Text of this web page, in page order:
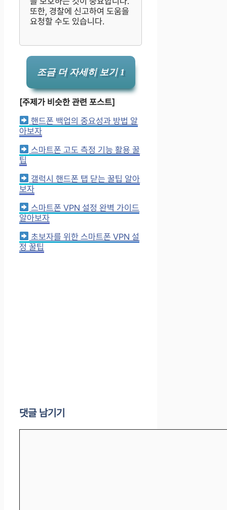
또한, 경찰에 신고하여 도움을
요청할 수도 있습니다.
조금 더 자세히 보기 1
[주제가 비슷한 관련 포스트]
핸드폰 백업의 중요성과 방법 알
아보자
스마트폰 고도 측정 기능 활용 꿀
팁
갤럭시 핸드폰 탭 닫는 꿀팁 알아
보자
스마트폰 VPN 설정 완벽 가이드
알아보자
초보자를 위한 스마트폰 VPN 설
정 꿀팁
댓글 남기기